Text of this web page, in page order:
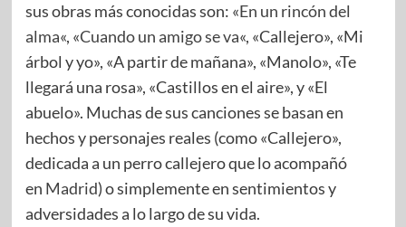
sus obras más conocidas son: «En un rincón del
alma«, «Cuando un amigo se va«, «Callejero», «Mi
árbol y yo», «A partir de mañana», «Manolo», «Te
llegará una rosa», «Castillos en el aire», y «El
abuelo». Muchas de sus canciones se basan en
hechos y personajes reales (como «Callejero»,
dedicada a un perro callejero que lo acompañó
en Madrid) o simplemente en sentimientos y
adversidades a lo largo de su vida.